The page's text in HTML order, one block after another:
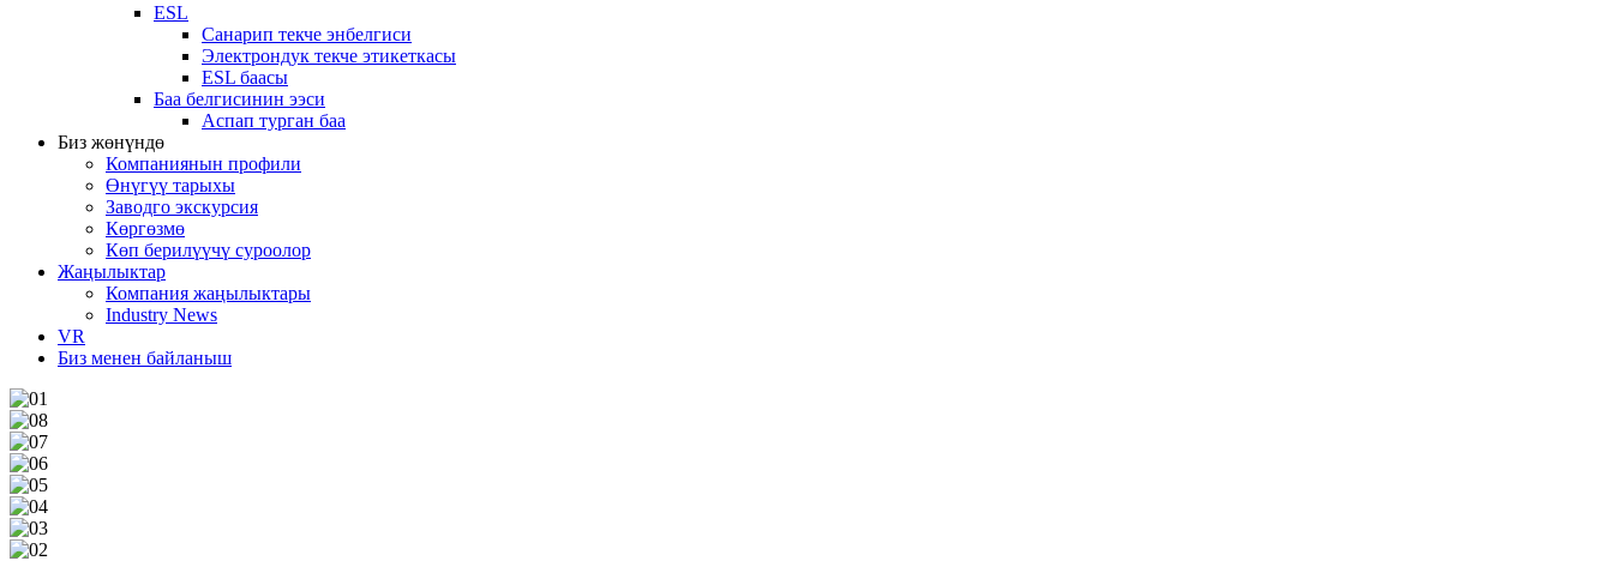
ESL
Санарип текче энбелгиси
Электрондук текче этикеткасы
ESL баасы
Баа белгисинин ээси
Аспап турган баа
Биз жөнүндө
Компаниянын профили
Өнүгүү тарыхы
Заводго экскурсия
Көргөзмө
Көп берилүүчү суроолор
Жаңылыктар
Компания жаңылыктары
Industry News
VR
Биз менен байланыш